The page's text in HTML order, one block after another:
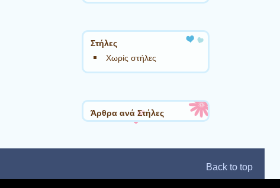
Στήλες
Χωρίς στήλες
Άρθρα ανά Στήλες
Back to top